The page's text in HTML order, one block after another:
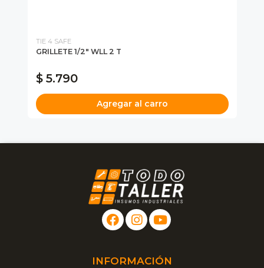
TIE 4 SAFE
GRILLETE 1/2" WLL 2 T
$ 5.790
Agregar al carro
INFORMACIÓN